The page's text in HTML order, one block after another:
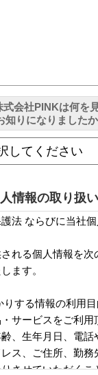
式会社PINKは何を
知りになりました
情報の取り扱